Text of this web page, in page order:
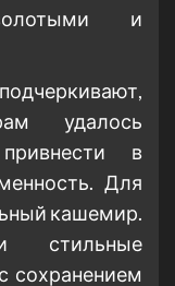
и
удалось
в
Для
кашемир.
стильные
сохранением